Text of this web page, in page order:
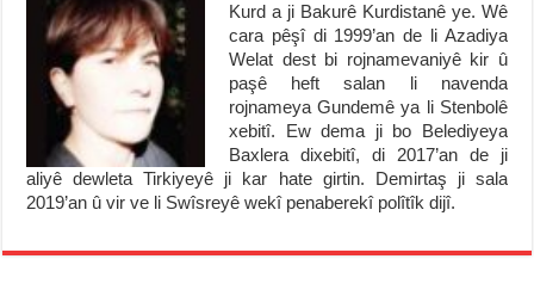
Kurd a ji Bakurê Kurdistanê ye. Wê
cara pêşî di 1999’an de li Azadiya
Welat dest bi rojnamevaniyê kir û
paşê heft salan li navenda
rojnameya Gundemê ya li Stenbolê
xebitî. Ew dema ji bo Belediyeya
Baxlera dixebitî, di 2017’an de ji
aliyê dewleta Tirkiyeyê ji kar hate girtin. Demirtaş ji sala
2019’an û vir ve li Swîsreyê wekî penaberekî polîtîk dijî.